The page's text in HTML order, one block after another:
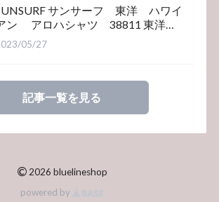
サンサーフ 東洋 ハワイ
ン アロハシャツ 38811 東洋エ
タープライズ
05/27
記事一覧を見る
©2026 bluelineshop
powered by